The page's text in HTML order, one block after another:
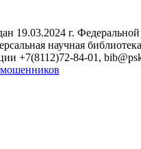
г.
научная
+7(8112)72-84-01,